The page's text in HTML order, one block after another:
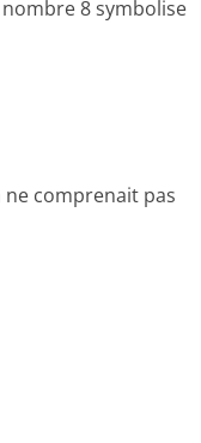
8 symbolise
ne comprenait pas